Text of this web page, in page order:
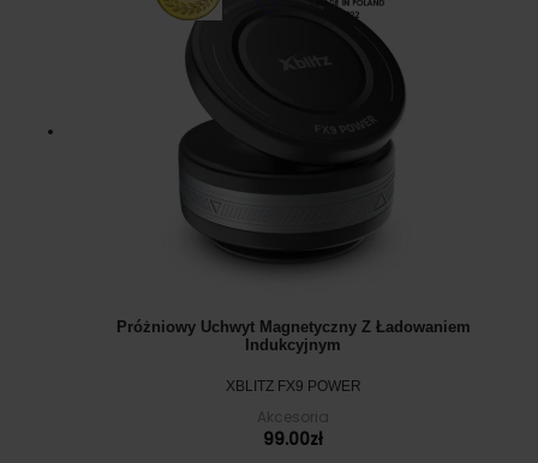
Próżniowy Uchwyt Magnetyczny Z Ładowaniem
Indukcyjnym
XBLITZ FX9 POWER
Akcesoria
99.00zł